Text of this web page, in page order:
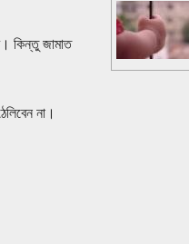
কিন্তু জামাত
না।